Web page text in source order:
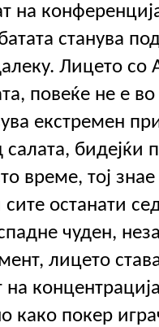
на
станува
Лицето со
повеќе не е
екстремен
салата, бидејќи
време, тој
останати
чуден,
лицето
на
како покер